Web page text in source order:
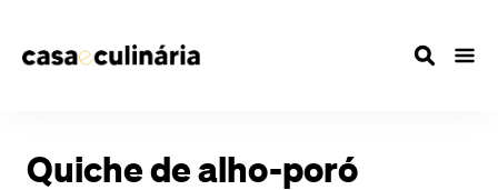
Quiche de alho-poró